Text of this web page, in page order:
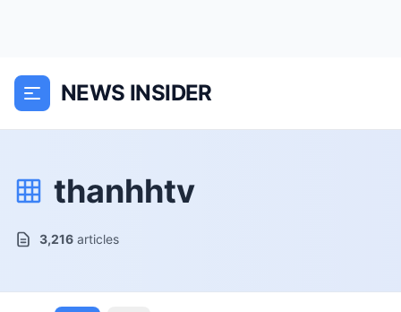
NEWS INSIDER
thanhhtv
3,216 articles